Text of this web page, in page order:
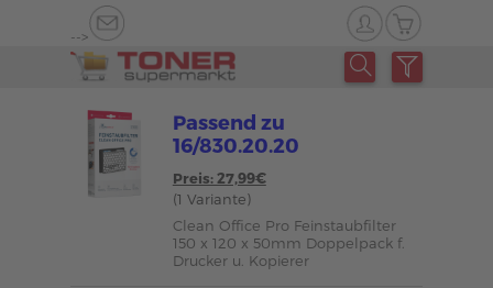
-->
Passend zu
16/830.20.20
Preis: 27,99€
(1 Variante)
Clean Office Pro Feinstaubfilter
150 x 120 x 50mm Doppelpack f.
Drucker u. Kopierer